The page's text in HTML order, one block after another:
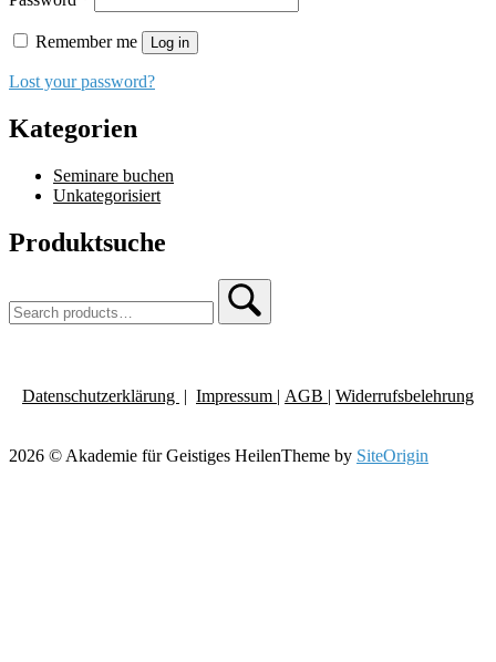
Remember me Log in
Lost your password?
Kategorien
Seminare buchen
Unkategorisiert
Produktsuche
for:
Search
Datenschutzerklärung | Impressum | AGB | Widerrufsbelehrung
2026 © Akademie für Geistiges HeilenTheme by SiteOrigin